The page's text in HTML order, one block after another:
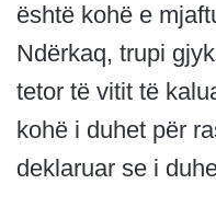
është kohë e
Ndërkaq, trupi
tetor të vitit të
kohë i duhet për
deklaruar se i